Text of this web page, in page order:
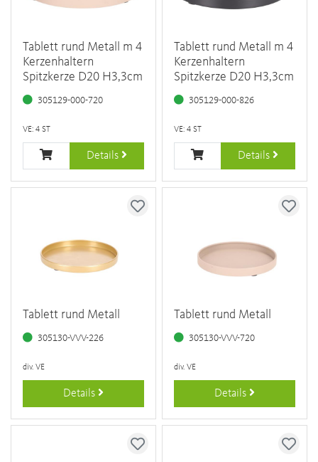
Tablett rund Metall m 4
Kerzenhaltern
Spitzkerze D20 H3,3cm
305129-000-720
VE: 4 ST
Details
Tablett rund Metall m 4
Kerzenhaltern
Spitzkerze D20 H3,3cm
305129-000-826
VE: 4 ST
Details
Tablett rund Metall
305130-VVV-226
div. VE
Details
Tablett rund Metall
305130-VVV-720
div. VE
Details